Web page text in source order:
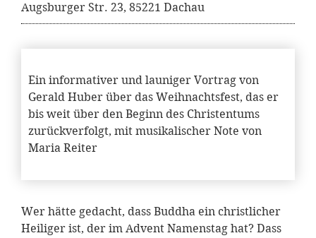
Augsburger Str. 23, 85221 Dachau
Ein informativer und launiger Vortrag von
Gerald Huber über das Weihnachtsfest, das er
bis weit über den Beginn des Christentums
zurückverfolgt, mit musikalischer Note von
Maria Reiter
Wer hätte gedacht, dass Buddha ein christlicher
Heiliger ist, der im Advent Namenstag hat? Dass